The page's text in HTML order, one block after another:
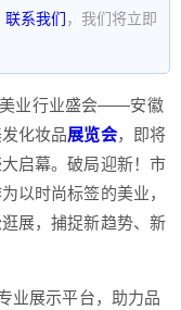
联系我们 ，我们将立即
美业行业盛会——安徽
化妆品展览会，即将
启幕。破局迎新！市
以时尚标签的美业，
展，捕捉新趋势、新
业展示平台，助力品